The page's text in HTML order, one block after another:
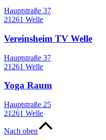
Hauptstraße 37
21261 Welle
Vereinsheim TV Welle
Hauptstraße 37
21261 Welle
Yoga Raum
Hauptstraße 25
21261 Welle
Nach oben